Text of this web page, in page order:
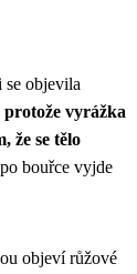
se objevila
vyrážka
že se tělo
bouřce vyjde
objeví růžové